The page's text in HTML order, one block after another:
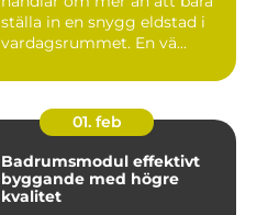
ställa in en snygg eldstad i
vardagsrummet. En vä...
01. feb
Badrumsmodul effektivt
byggande med högre
kvalitet